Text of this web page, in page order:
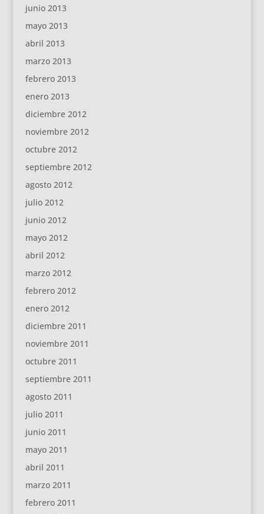
junio 2013
mayo 2013
abril 2013
marzo 2013
febrero 2013
enero 2013
diciembre 2012
noviembre 2012
octubre 2012
septiembre 2012
agosto 2012
julio 2012
junio 2012
mayo 2012
abril 2012
marzo 2012
febrero 2012
enero 2012
diciembre 2011
noviembre 2011
octubre 2011
septiembre 2011
agosto 2011
julio 2011
junio 2011
mayo 2011
abril 2011
marzo 2011
febrero 2011